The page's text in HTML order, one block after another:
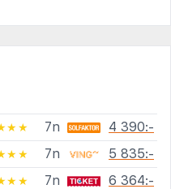
7n
4 390:-
7n
5 835:-
7n 6 364:-